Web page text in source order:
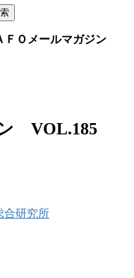
ＦＯメールマガジン
ン VOL.185
研究所